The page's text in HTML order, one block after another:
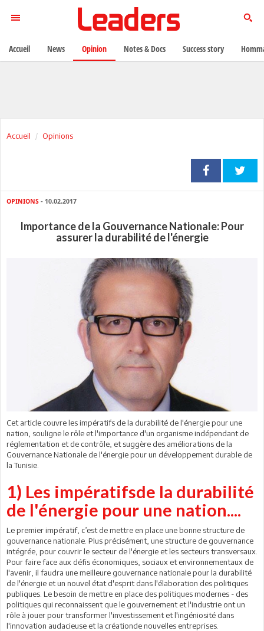
Accueil Opinions
OPINIONS - 10.02.2017
Importance de la Gouvernance Nationale: Pour
assurer la durabilité de l'énergie
Cet article couvre les impératifs de la durabilité de l'énergie pour une
nation, souligne le rôle et l'importance d'un organisme indépendant de
réglementation et de contrôle, et suggère des améliorations de la
Gouvernance Nationale de l'énergie pour un développement durable de
la Tunisie.
1) Les impératifsde la durabilité
de l'énergie pour une nation....
Le premier impératif, c’est de mettre en place une bonne structure de
gouvernance nationale. Plus précisément, une structure de gouvernance
intégrée, pour couvrir le secteur de l'énergie et les secteurs transversaux.
Pour faire face aux défis économiques, sociaux et environnementaux de
l'avenir, il faudra une meilleure gouvernance nationale pour la durabilité
de l'énergie et un nouvel état d'esprit dans l'élaboration des politiques
publiques. Le besoin de mettre en place des politiques modernes - des
politiques qui reconnaissent que le gouvernement et l'industrie ont un
rôle à jouer pour transformer l'investissement et l'ingéniosité dans
l'innovation audacieuse et la créationde nouvelles entreprises.
Accueil News Opinion Notes & Docs Success story